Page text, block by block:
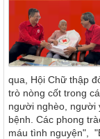
qua, Hội Chữ thập
trò nòng cốt trong
người nghèo, người
bệnh. Các phong
máu tình nguyện",